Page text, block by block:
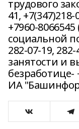
трудового
41,
+7960-
социальной
282-07-19,
занятости и
безработице-
ИА